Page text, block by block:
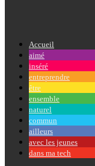
Accueil
aimé
inséré
entreprendre
être
ensemble
naturel
commun
ailleurs
avec les jeunes
dans ma tech